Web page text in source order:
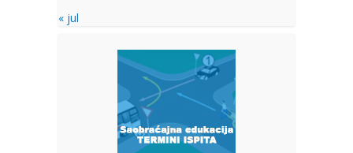
« jul